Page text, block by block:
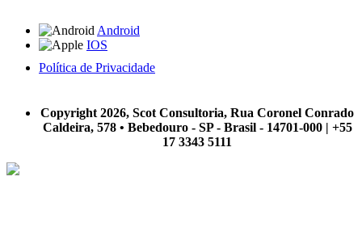
Android
IOS
Política de Privacidade
Copyright 2026, Scot Consultoria, Rua Coronel Conrado
Caldeira, 578 • Bebedouro - SP - Brasil - 14701-000 | +55
17 3343 5111